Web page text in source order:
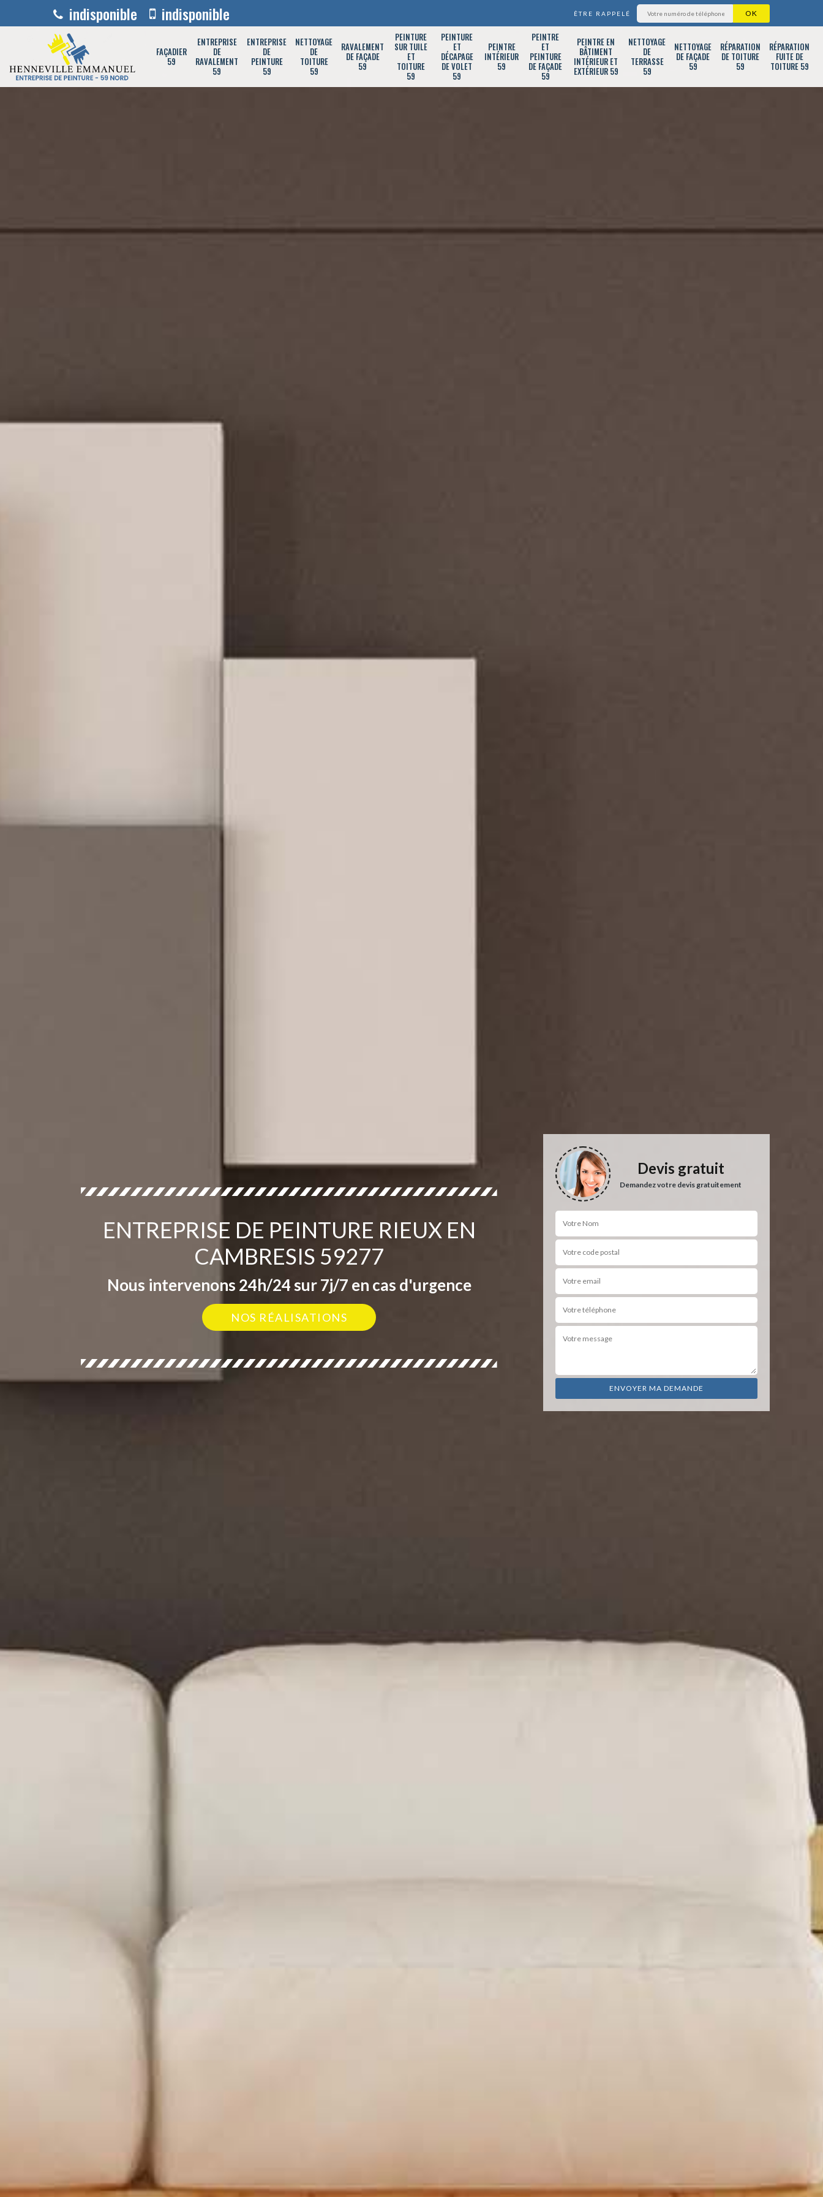
indisponible indisponible ÊTRE RAPPELÉ
FAÇADIER
59
ENTREPRISE
DE
RAVALEMENT
59
ENTREPRISE
DE
PEINTURE
59
NETTOYAGE
DE
TOITURE
59
RAVALEMENT
DE FAÇADE
59
PEINTURE
SUR TUILE
ET
TOITURE
59
PEINTURE
ET
DÉCAPAGE
DE VOLET
59
PEINTRE
INTÉRIEUR
59
PEINTRE
ET
PEINTURE
DE FAÇADE
59
PEINTRE EN
BÂTIMENT
INTÉRIEUR ET
EXTÉRIEUR 59
NETTOYAGE
DE
TERRASSE
59
NETTOYAGE
DE FAÇADE
59
RÉPARATION
DE TOITURE
59
RÉPARATION
FUITE DE
TOITURE 59
ENTREPRISE DE PEINTURE RIEUX EN
CAMBRESIS 59277
Nous intervenons 24h/24 sur 7j/7 en cas d'urgence
NOS RÉALISATIONS
Devis gratuit
Demandez votre devis gratuitement